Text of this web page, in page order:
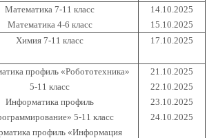
Математика 7-11 класс
Математика 4-6 класс
14.10.2025
15.10.2025
Химия 7-11 класс 17.10.2025
профиль «Робототехника»
5-11 класс
Информатика профиль
5-11 класс
профиль «Информация
21.10.2025
22.10.2025
23.10.2025
24.10.2025